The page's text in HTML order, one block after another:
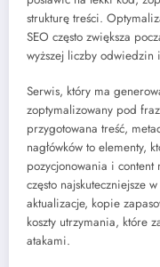
strukturę treści.
SEO często zwiększa
wyższej liczby odwiedzin
Serwis, który ma
zoptymalizowany pod
przygotowana treść,
nagłówków to elementy,
pozycjonowania i
często najskuteczniejsze
aktualizacje, kopie
koszty utrzymania, które
atakami.